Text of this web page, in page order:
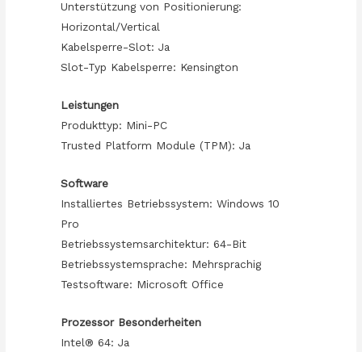
Unterstützung von Positionierung:
Horizontal/Vertical
Kabelsperre-Slot: Ja
Slot-Typ Kabelsperre: Kensington
Leistungen
Produkttyp: Mini-PC
Trusted Platform Module (TPM): Ja
Software
Installiertes Betriebssystem: Windows 10
Pro
Betriebssystemsarchitektur: 64-Bit
Betriebssystemsprache: Mehrsprachig
Testsoftware: Microsoft Office
Prozessor Besonderheiten
Intel® 64: Ja